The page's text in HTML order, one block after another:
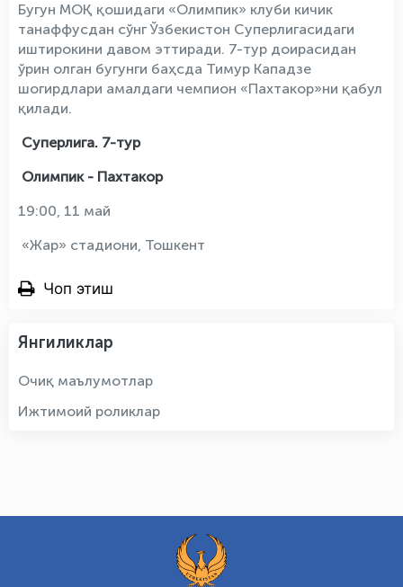
Бугун МОҚ қошидаги «Олимпик» клуби кичик
танаффусдан сўнг Ўзбекистон Суперлигасидаги
иштирокини давом эттиради. 7-тур доирасидан
ўрин олган бугунги баҳсда Тимур Кападзе
шогирдлари амалдаги чемпион «Пахтакор»ни қабул
қилади.
Суперлига. 7-тур
Олимпик - Пахтакор
19:00, 11 май
«Жар» стадиони, Тошкент
Чоп этиш
Янгиликлар
Очиқ маълумотлар
Ижтимоий роликлар